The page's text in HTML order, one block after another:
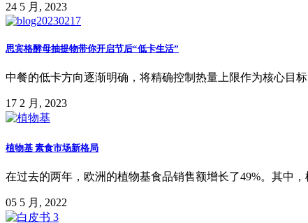
24 5 月, 2023
思宾格酵母抽提物带你开启节后“低卡生活”
中餐的低卡方向逐渐明确，将精确控制热量上限作为核心目
17 2 月, 2023
植物基 素食市场新格局
在过去的两年，欧洲的植物基食品销售额增长了49%。其中
05 5 月, 2022